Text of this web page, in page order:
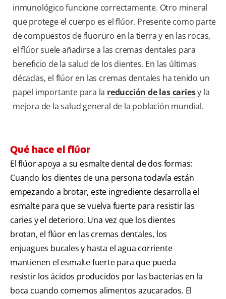
inmunológico funcione correctamente. Otro mineral
que protege el cuerpo es el flúor. Presente como parte
de compuestos de fluoruro en la tierra y en las rocas,
el flúor suele añadirse a las cremas dentales para
beneficio de la salud de los dientes. En las últimas
décadas, el flúor en las cremas dentales ha tenido un
papel importante para la reducción de las cariesy la
mejora de la salud general de la población mundial.
Qué hace el flúor
El flúor apoya a su esmalte dental de dos formas:
Cuando los dientes de una persona todavía están
empezando a brotar, este ingrediente desarrolla el
esmalte para que se vuelva fuerte para resistir las
caries y el deterioro. Una vez que los dientes
brotan, el flúor en las cremas dentales, los
enjuagues bucales y hasta el agua corriente
mantienen el esmalte fuerte para que pueda
resistir los ácidos producidos por las bacterias en la
boca cuando comemos alimentos azucarados. El